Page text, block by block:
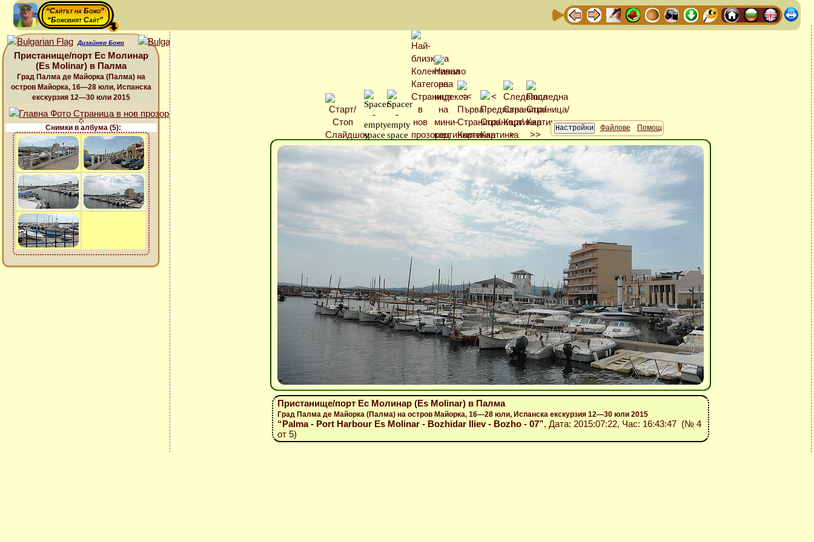
“Сайтът на Божо”
“Божовият Сайт”
Дизайнер Божо
Пристанище/порт Ес Молинар
(Es Molinar) в Палма
Град Палма де Майорка (Палма) на
остров Майорка, 16—28 юли, Испанска
екскурзия 12—30 юли 2015
Снимки в албума (5): Файлове Помощ
Пристанище/порт Ес Молинар (Es Molinar) в Палма
Град Палма де Майорка (Палма) на остров Майорка, 16—28 юли, Испанска екскурзия 12—30 юли 2015
“Palma - Port Harbour Es Molinar - Bozhidar Iliev - Bozho - 07”, Дата: 2015:07:22, Час: 16:43:47 (№ 4
от 5)